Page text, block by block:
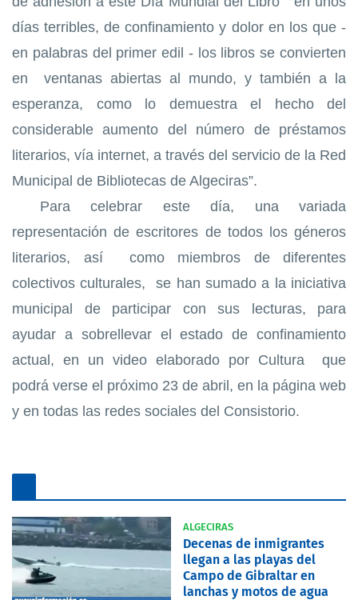
días terribles, de confinamiento y dolor en los que -
en palabras del primer edil - los libros se convierten
en ventanas abiertas al mundo, y también a la
esperanza, como lo demuestra el hecho del
considerable aumento del número de préstamos
literarios, vía internet, a través del servicio de la Red
Municipal de Bibliotecas de Algeciras”.
Para celebrar este día, una variada
representación de escritores de todos los géneros
literarios, así como miembros de diferentes
colectivos culturales, se han sumado a la iniciativa
municipal de participar con sus lecturas, para
ayudar a sobrellevar el estado de confinamiento
actual, en un video elaborado por Cultura que
podrá verse el próximo 23 de abril, en la página web
y en todas las redes sociales del Consistorio.
ALGECIRAS
Decenas de inmigrantes
llegan a las playas del
Campo de Gibraltar en
lanchas y motos de agua